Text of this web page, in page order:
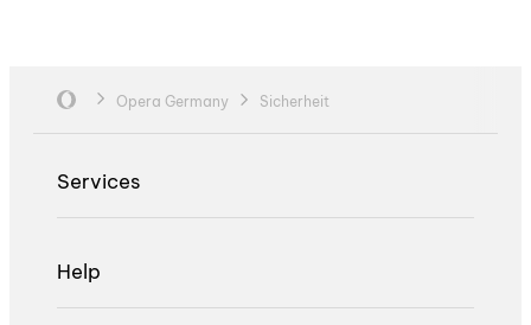
Opera Germany Sicherheit
Services
Help